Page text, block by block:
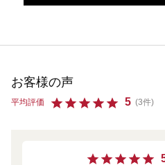
お客様の声
平均評価 5 (3件)